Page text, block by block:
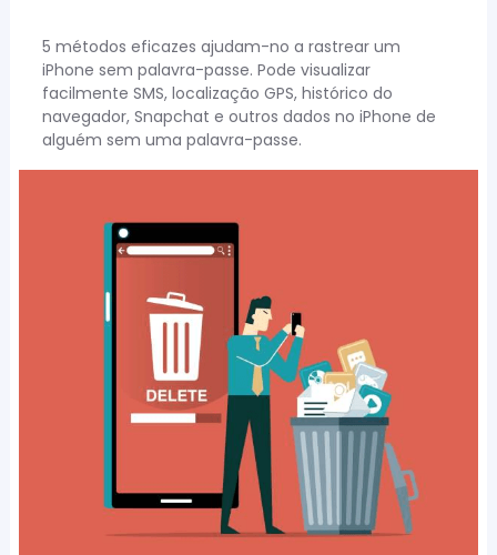
5 métodos eficazes ajudam-no a rastrear um
iPhone sem palavra-passe. Pode visualizar
facilmente SMS, localização GPS, histórico do
navegador, Snapchat e outros dados no iPhone de
alguém sem uma palavra-passe.